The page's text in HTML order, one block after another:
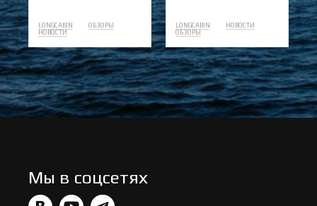
LONGCABIN
ОБЗОРЫ
НОВОСТИ
LONGCABIN
НОВОСТИ
ОБЗОРЫ
Мы в соцсетях